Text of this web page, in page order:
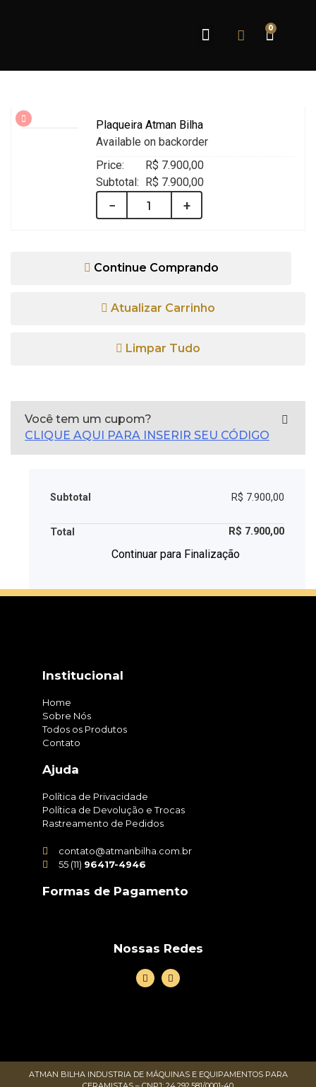
0
Plaqueira Atman Bilha
Available on backorder
R$ 7.900,00
− +
R$ 7.900,00
Continue Comprando
Atualizar Carrinho
Limpar Tudo
Você tem um cupom?
CLIQUE AQUI PARA INSERIR SEU CÓDIGO
Subtotal R$ 7.900,00
Total R$ 7.900,00
Continuar para Finalização
Institucional
Home
Sobre Nós
Todos os Produtos
Contato
Ajuda
Política de Privacidade
Política de Devolução e Trocas
Rastreamento de Pedidos
contato@atmanbilha.com.br
55 (11) 96417-4946
Formas de Pagamento
Nossas Redes
ATMAN BILHA INDUSTRIA DE MÁQUINAS E EQUIPAMENTOS PARA